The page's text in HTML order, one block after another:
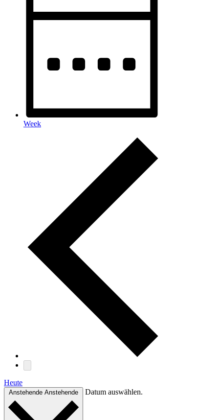
Week
Heute
Anstehende Anstehende Datum auswählen.